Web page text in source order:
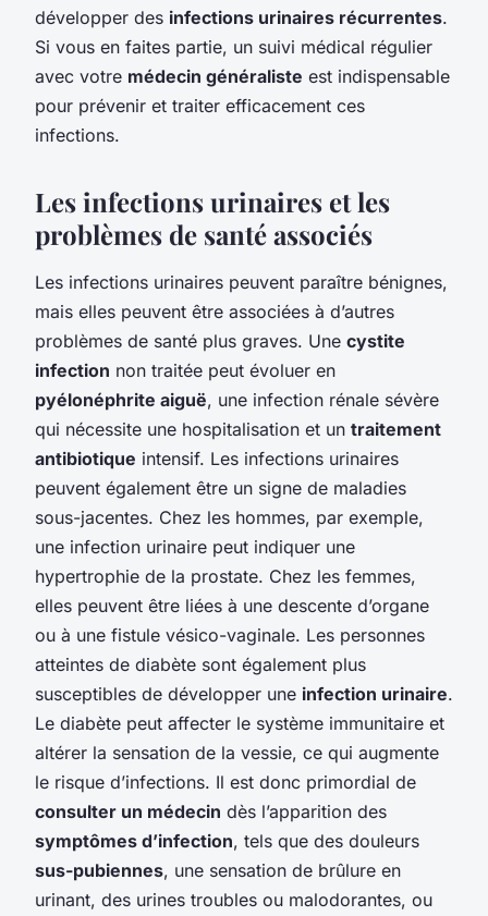
développer des infections urinaires récurrentes.
Si vous en faites partie, un suivi médical régulier
avec votre médecin généraliste est indispensable
pour prévenir et traiter efficacement ces
infections.
Les infections urinaires et les
problèmes de santé associés
Les infections urinaires peuvent paraître bénignes,
mais elles peuvent être associées à d’autres
problèmes de santé plus graves. Une cystite
infection non traitée peut évoluer en
pyélonéphrite aiguë, une infection rénale sévère
qui nécessite une hospitalisation et un traitement
antibiotique intensif. Les infections urinaires
peuvent également être un signe de maladies
sous-jacentes. Chez les hommes, par exemple,
une infection urinaire peut indiquer une
hypertrophie de la prostate. Chez les femmes,
elles peuvent être liées à une descente d’organe
ou à une fistule vésico-vaginale. Les personnes
atteintes de diabète sont également plus
susceptibles de développer une infection urinaire.
Le diabète peut affecter le système immunitaire et
altérer la sensation de la vessie, ce qui augmente
le risque d’infections. Il est donc primordial de
consulter un médecin dès l’apparition des
symptômes d’infection, tels que des douleurs
sus-pubiennes, une sensation de brûlure en
urinant, des urines troubles ou malodorantes, ou